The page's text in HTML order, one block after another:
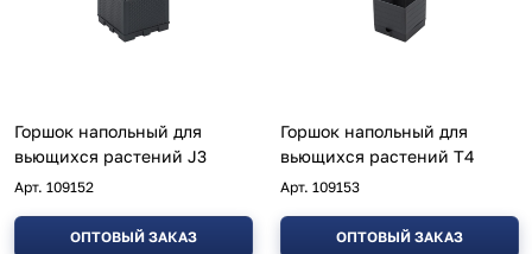
Горшок напольный для
вьющихся растений J3
Арт. 109152
ОПТОВЫЙ ЗАКАЗ
Горшок напольный для
вьющихся растений T4
Арт. 109153
ОПТОВЫЙ ЗАКАЗ